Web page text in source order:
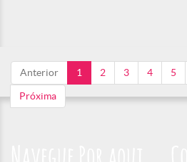
Anterior 1 2 3 4 5
Próxima